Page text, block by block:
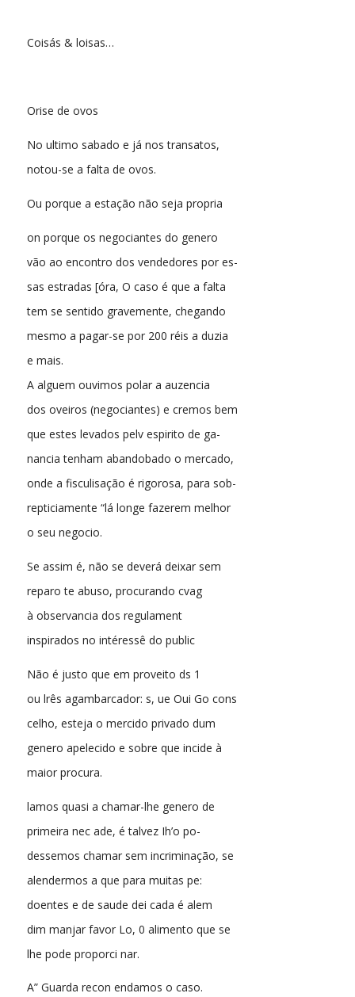
Coisás & loisas…
Orise de ovos
No ultimo sabado e já nos transatos,
notou-se a falta de ovos.
Ou porque a estação não seja propria
on porque os negociantes do genero
vão ao encontro dos vendedores por es-
sas estradas [óra, O caso é que a falta
tem se sentido gravemente, chegando
mesmo a pagar-se por 200 réis a duzia
e mais.
A alguem ouvimos polar a auzencia
dos oveiros (negociantes) e cremos bem
que estes levados pelv espirito de ga-
nancia tenham abandobado o mercado,
onde a fisculisação é rigorosa, para sob-
repticiamente “lá longe fazerem melhor
o seu negocio.
Se assim é, não se deverá deixar sem
reparo te abuso, procurando cvag
à observancia dos regulament
inspirados no intéressê do public
Não é justo que em proveito ds 1
ou lrês agambarcador: s, ue Oui Go cons
celho, esteja o mercido privado dum
genero apelecido e sobre que incide à
maior procura.
lamos quasi a chamar-lhe genero de
primeira nec ade, é talvez Ih’o po-
dessemos chamar sem incriminação, se
alendermos a que para muitas pe:
doentes e de saude dei cada é alem
dim manjar favor Lo, 0 alimento que se
lhe pode proporci nar.
A” Guarda recon endamos o caso.